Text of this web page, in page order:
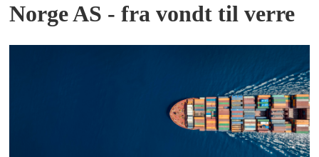
Norge AS - fra vondt til verre